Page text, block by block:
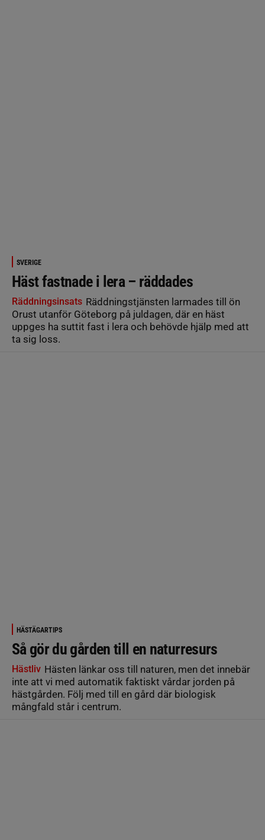
SVERIGE
Häst fastnade i lera – räddades
Räddningsinsats Räddningstjänsten larmades till ön
Orust utanför Göteborg på juldagen, där en häst
uppges ha suttit fast i lera och behövde hjälp med att
ta sig loss.
HÄSTÄGARTIPS
Så gör du gården till en naturresurs
Hästliv Hästen länkar oss till naturen, men det innebär
inte att vi med automatik faktiskt vårdar jorden på
hästgården. Följ med till en gård där biologisk
mångfald står i centrum.